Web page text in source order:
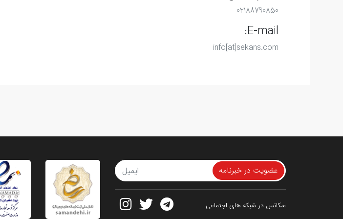
02188790850
E-mail:
info[at]sekans.com
عضویت در خبرنامه
سکانس در شبکه های اجتماعی